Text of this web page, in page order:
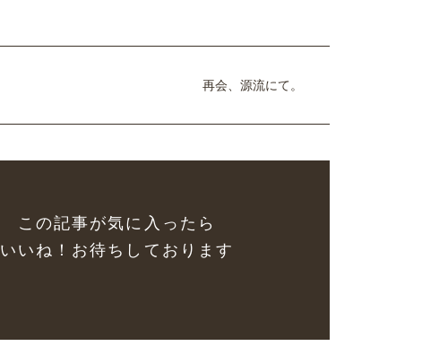
再会、源流にて。
この記事が気に入ったら
いいね！お待ちしております